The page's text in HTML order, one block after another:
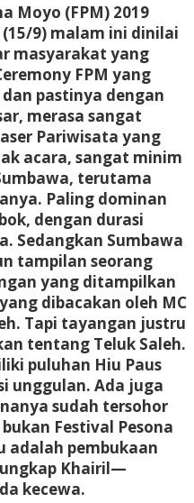
Moyo (FPM) 2019
9) malam ini dinilai
masyarakat yang
FPM yang
pastinya dengan
merasa sangat
Pariwisata yang
acara, sangat minim
terutama
Paling dominan
dengan durasi
Sedangkan Sumbawa
tampilan seorang
yang ditampilkan
dibacakan oleh MC
Tapi tayangan justru
tentang Teluk Saleh.
puluhan Hiu Paus
unggulan. Ada juga
sudah tersohor
Festival Pesona
adalah pembukaan
ungkap Khairil—
kecewa.